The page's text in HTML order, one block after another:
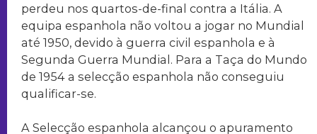
perdeu nos quartos-de-final contra a Itália. A
equipa espanhola não voltou a jogar no Mundial
até 1950, devido à guerra civil espanhola e à
Segunda Guerra Mundial. Para a Taça do Mundo
de 1954 a selecção espanhola não conseguiu
qualificar-se.
A Selecção espanhola alcançou o apuramento